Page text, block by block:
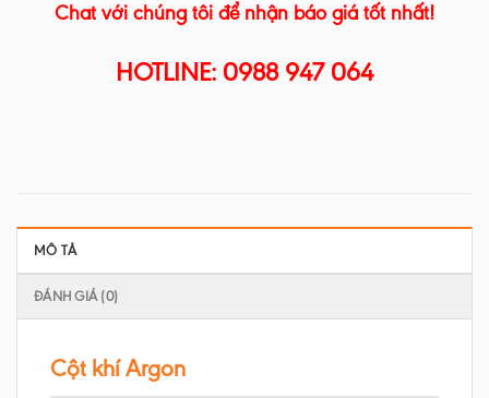
Chat với chúng tôi để nhận báo giá tốt nhất!
HOTLINE: 0988 947 064
MÔ TẢ
ĐÁNH GIÁ (0)
Cột khí Argon